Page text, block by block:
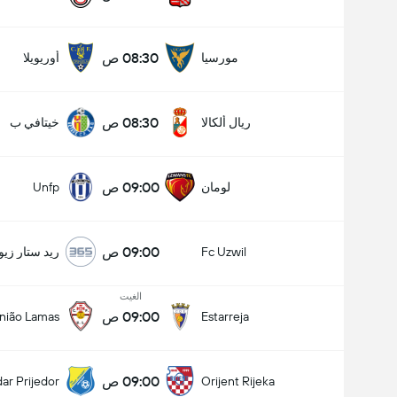
مورسيا 08:30 ص أوريويلا
ريال ألكالا 08:30 ص خيتافي ب
لومان 09:00 ص Unfp
Fc Uzwil 09:00 ص ريد ستار
Estarreja
الغيت
09:00 ص Lamas
Orijent Rijeka 09:00 ص Prijedor